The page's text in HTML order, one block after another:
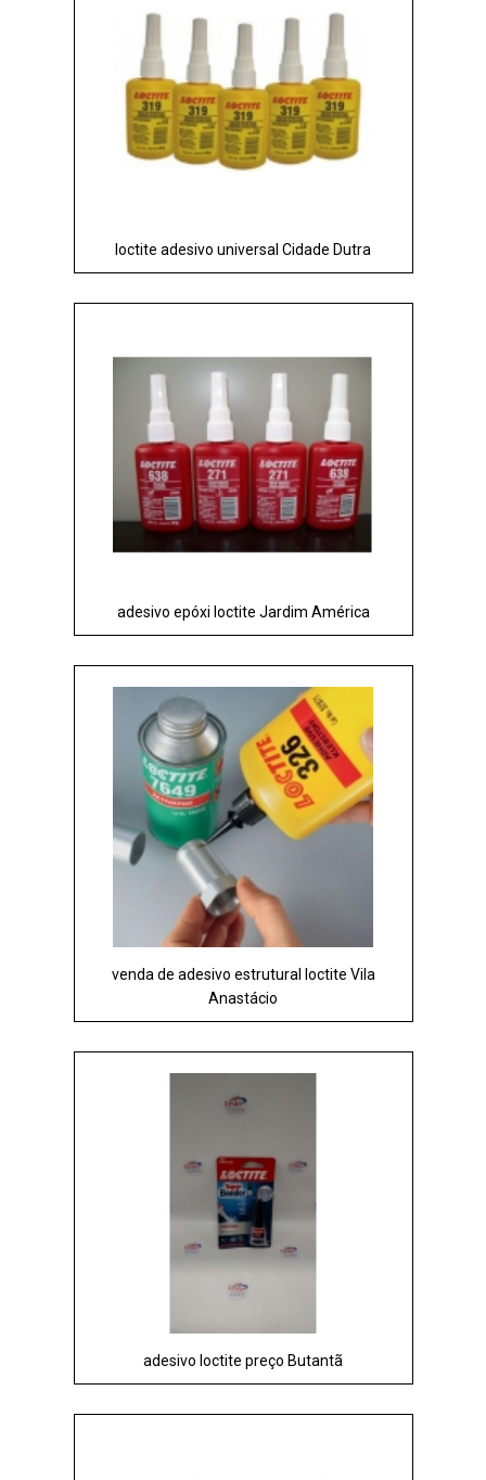
loctite adesivo universal Cidade Dutra
adesivo epóxi loctite Jardim América
venda de adesivo estrutural loctite Vila
Anastácio
adesivo loctite preço Butantã